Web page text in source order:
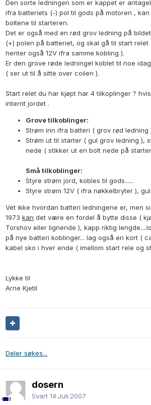
Den sorte ledningen som er kappet er
ifra batteriets (-) pol til gods på motoren ,
boltene til starteren.
Det er også med en rød grov ledning på
(+) polen på batteriet, og skal gå til start relet
henter også 12V ifra samme kobling ).
Er den grove røde ledningel koblet til noe
( ser ut til å sitte over coilen ).
Start relet du har kjøpt har 4 tilkoplinger ?
internt jordet .
Grove tilkoblinger:
Strøm inn ifra batteri ( grov rød ledning
Strøm ut til starter ( gul grov ledning ),
nede ( stikker ut en bolt nede på
Små tilkoblinger:
Styre strøm jord, kobles til gods......
Styre strøm 12V ( ifra nøkkelbryter ),
Vet ikke hvordan batteri ledningene er, men
1973 kan det være en fordel å bytte disse (
Torshov eller lignende ), kapp riktig
på nye batteri koblinger... lag også en kort (
kabel sko i hver ende ( imellom start rele og
Lykke til
Arne Kjetil
Deler søkes...
dosern
Svart 14.Juli.2007